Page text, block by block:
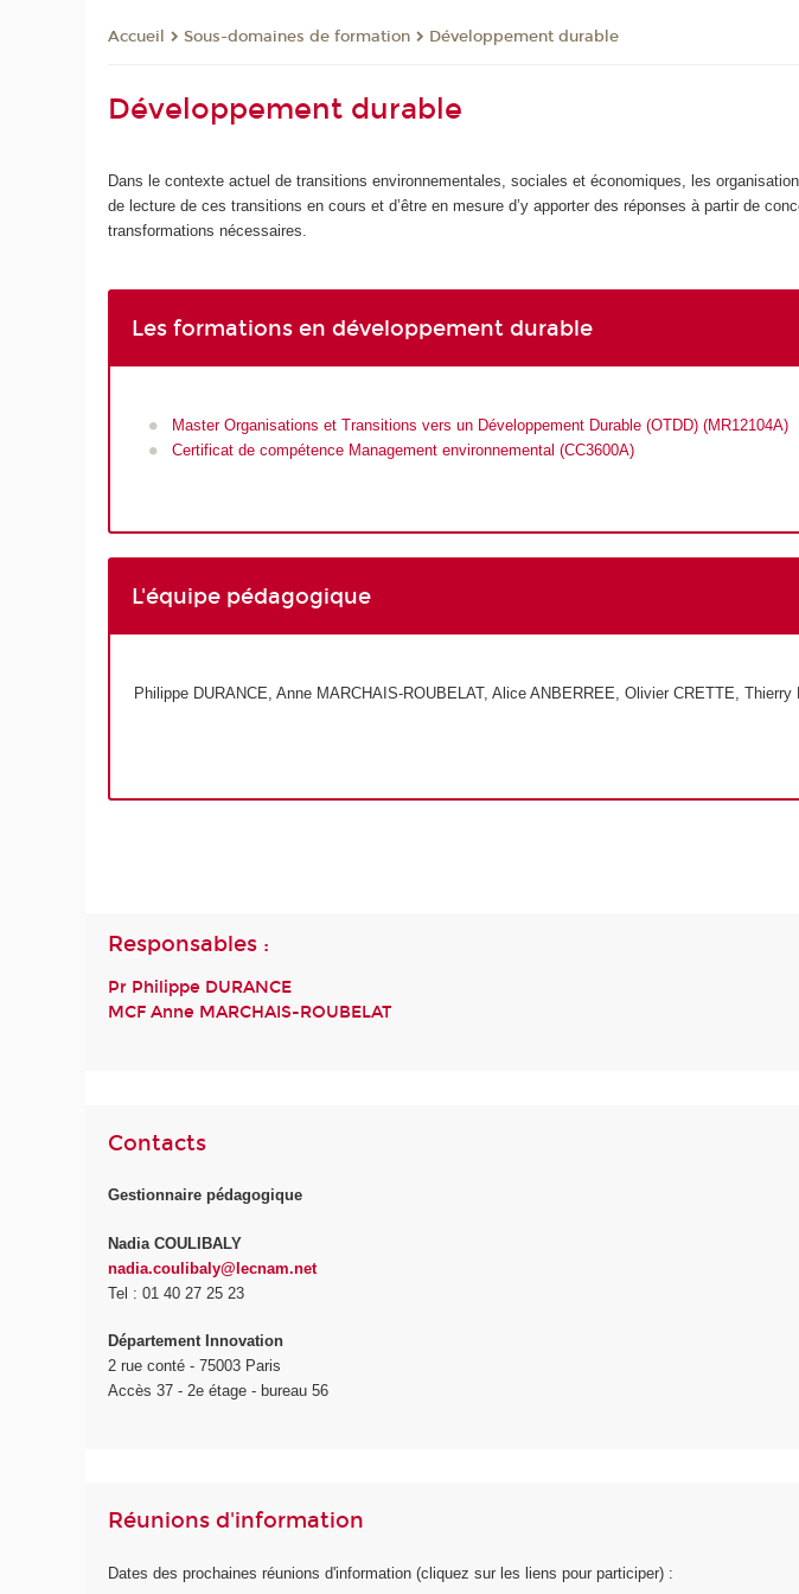
Accueil Sous-domaines de formation Développement durable
Développement durable
Dans le contexte actuel de transitions environnementales, sociales et économiques, les
de lecture de ces transitions en cours et d’être en mesure d’y apporter des réponses à partir de
transformations nécessaires.
Les formations en développement durable
Master Organisations et Transitions vers un Développement Durable (OTDD) (MR12104A)
Certificat de compétence Management environnemental (CC3600A)
L'équipe pédagogique
Philippe DURANCE, Anne MARCHAIS-ROUBELAT, Alice ANBERREE, Olivier CRETTE,
Responsables :
Pr Philippe DURANCE
MCF Anne MARCHAIS-ROUBELAT
Contacts
Gestionnaire pédagogique
Nadia COULIBALY
nadia.coulibaly@lecnam.net
Tel : 01 40 27 25 23
Département Innovation
2 rue conté - 75003 Paris
Accès 37 - 2e étage - bureau 56
Réunions d'information
Dates des prochaines réunions d'information (cliquez sur les liens pour participer) :